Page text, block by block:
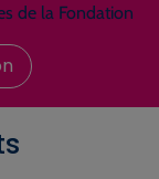
de la Fondation